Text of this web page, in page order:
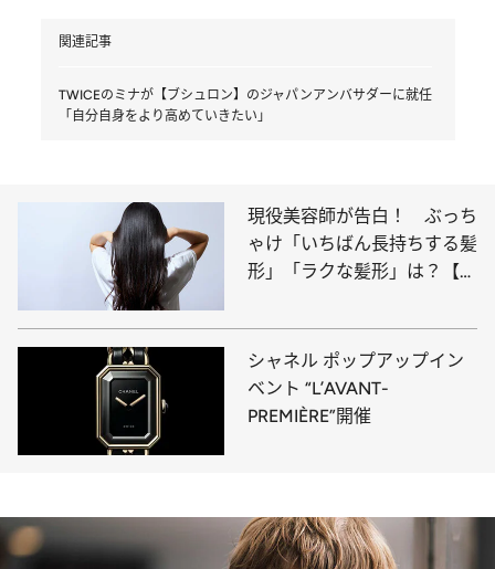
関連記事
TWICEのミナが【ブシュロン】のジャパンアンバサダーに就任
「自分自身をより高めていきたい」
現役美容師が告白！ ぶっち
ゃけ「いちばん長持ちする髪
形」「ラクな髪形」は？【レ
シャネル ポップアップイン
ベント “L’AVANT-
PREMIÈRE”開催